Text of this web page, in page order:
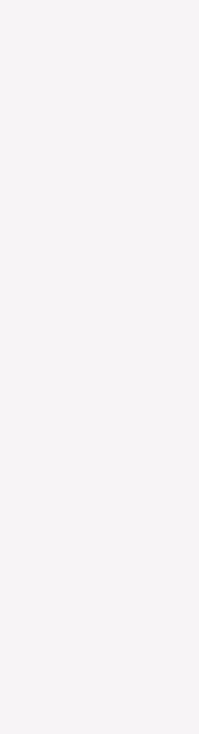
um mögliche Schäden
die Trommel und andere
gesichert
Tragegurte verwendet
geeignete
Erschütterungen geschützt
entfernt werden, um
richtig aufgestellt
auf mögliche
werden, solange sie
wird, kann dies zu
aber nicht empfohlen,
von einer Umzugsfirma
Entfernung und den zur
von verschiedenen